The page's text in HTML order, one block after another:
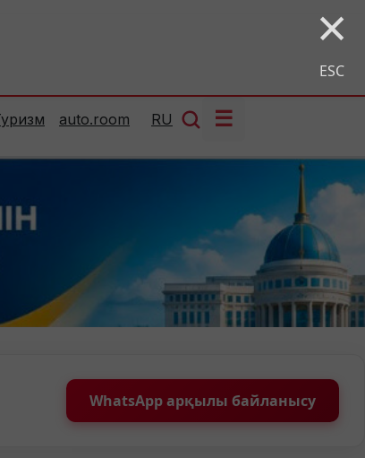
×
ESC
auto.room RU ☰
WhatsApp арқылы байланысу